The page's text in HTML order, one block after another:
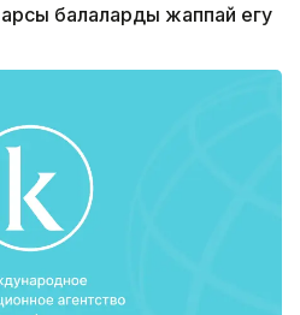
балаларды жаппай егу